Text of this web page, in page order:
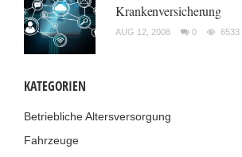
Krankenversicherung
AUG 12, 2008 0 6533
KATEGORIEN
Betriebliche Altersversorgung
Fahrzeuge